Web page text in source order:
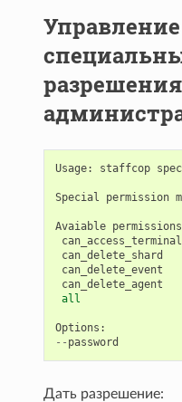
Управление
Usage: staffcop
Special permission
Avaiable permissions
can_access_terminal
can_delete_shard
can_delete_event
can_delete_agent
all
Options :
-- password
Дать разрешение: